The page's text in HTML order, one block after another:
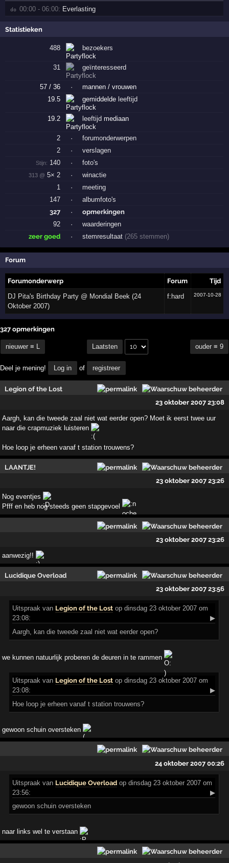
do 00:00 - 06:00: Everlasting
Statistieken
488 bezoekers
31 geïnteresseerd
57 / 36 ·
mannen / vrouwen
19.5
gemiddelde leeftijd
19.2 leeftijd mediaan
2 ·
forumonderwerpen
2
· verslagen
Stijn: 140 · foto's
313 @ 5× 2 ·
winactie
1
·
meeting
147
·
albumfoto's
327
·
opmerkingen
92
·
waarderingen
zeer goed
· stemresultaat (265 stemmen)
Forum
Forumonderwerp Forum
Tijd
DJ Pita's Birthday Party @ Mondial Beek (24
Oktober 2007)
f:hard 2007-10-28
327 opmerkingen
nieuwer ≡ L Laatsten ouder ≡ 9
Deel je mening! Log in of registreer
Legion of the Lost
23 oktober 2007 23:08
Aargh, kan die tweede zaal niet wat eerder open? Moet ik eerst twee uur
naar die crapmuziek luisteren
Hoe loop je erheen vanaf t station trouwens?
LAANTJE!
23 oktober 2007 23:26
Nog eventjes
Pfff en heb nog steeds geen stapgevoel
23 oktober 2007 23:26
aanwezig!!
Lucidique Overload
23 oktober 2007 23:56
Uitspraak van Legion of the Lost op dinsdag 23 oktober 2007 om
23:08:
▶
Aargh, kan die tweede zaal niet wat eerder open?
we kunnen natuurlijk proberen de deuren in te rammen
Uitspraak van Legion of the Lost op dinsdag 23 oktober 2007 om
23:08:
▶
Hoe loop je erheen vanaf t station trouwens?
gewoon schuin oversteken
24 oktober 2007 00:26
Uitspraak van Lucidique Overload op dinsdag 23 oktober 2007 om
23:56:
▶
gewoon schuin oversteken
naar links wel te verstaan